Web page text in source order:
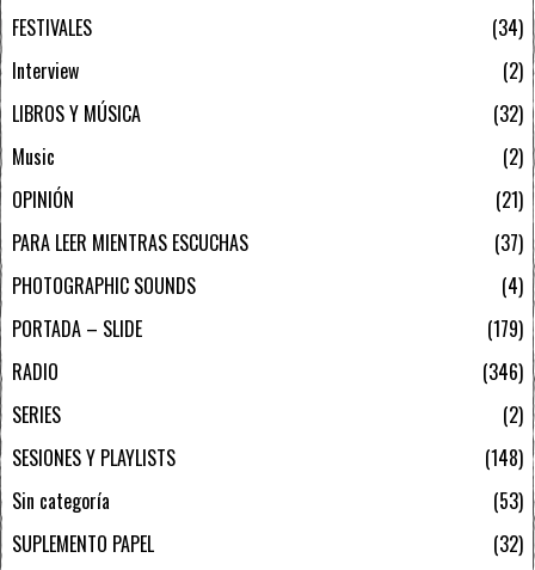
FESTIVALES
34
Interview
2
LIBROS Y MÚSICA
32
Music
2
OPINIÓN
21
PARA LEER MIENTRAS ESCUCHAS
37
PHOTOGRAPHIC SOUNDS
4
PORTADA – SLIDE
179
RADIO
346
SERIES
2
SESIONES Y PLAYLISTS
148
Sin categoría
53
SUPLEMENTO PAPEL
32